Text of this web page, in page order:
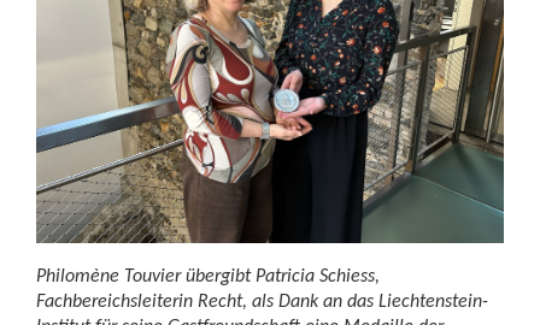
Philomène Touvier übergibt Patricia Schiess,
Fachbereichsleiterin Recht, als Dank an das Liechtenstein-